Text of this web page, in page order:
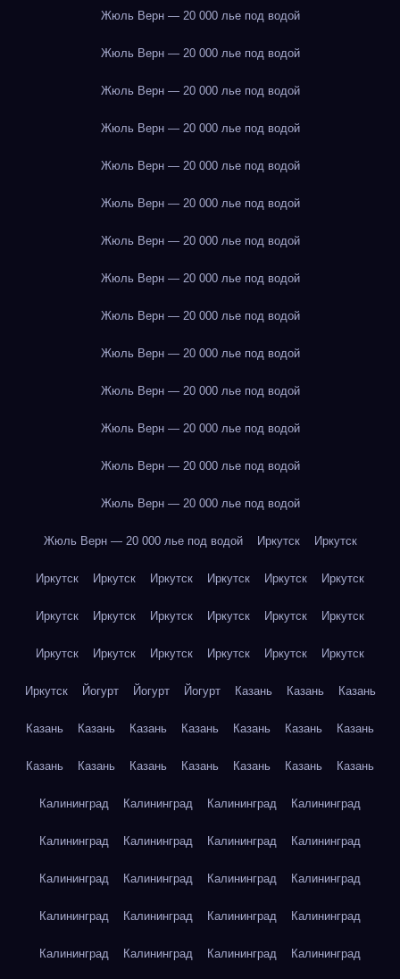
Жюль Верн — 20 000 лье под водой
Жюль Верн — 20 000 лье под водой
Жюль Верн — 20 000 лье под водой
Жюль Верн — 20 000 лье под водой
Жюль Верн — 20 000 лье под водой
Жюль Верн — 20 000 лье под водой
Жюль Верн — 20 000 лье под водой
Жюль Верн — 20 000 лье под водой
Жюль Верн — 20 000 лье под водой
Жюль Верн — 20 000 лье под водой
Жюль Верн — 20 000 лье под водой
Жюль Верн — 20 000 лье под водой
Жюль Верн — 20 000 лье под водой
Жюль Верн — 20 000 лье под водой
Жюль Верн — 20 000 лье под водой Иркутск Иркутск
Иркутск Иркутск Иркутск Иркутск Иркутск Иркутск
Иркутск Иркутск Иркутск Иркутск Иркутск Иркутск
Иркутск Иркутск Иркутск Иркутск Иркутск Иркутск
Иркутск Йогурт Йогурт Йогурт Казань Казань Казань
Казань Казань Казань Казань Казань Казань Казань
Казань Казань Казань Казань Казань Казань Казань
Калининград Калининград Калининград Калининград
Калининград Калининград Калининград Калининград
Калининград Калининград Калининград Калининград
Калининград Калининград Калининград Калининград
Калининград Калининград Калининград Калининград